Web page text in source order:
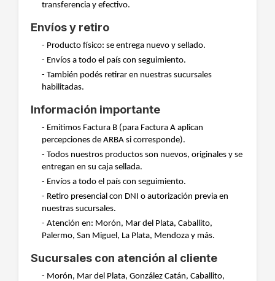
transferencia y efectivo.
Envíos y retiro
- Producto físico: se entrega nuevo y sellado.
- Envíos a todo el país con seguimiento.
- También podés retirar en nuestras sucursales
habilitadas.
Información importante
- Emitimos Factura B (para Factura A aplican
percepciones de ARBA si corresponde).
- Todos nuestros productos son nuevos, originales y se
entregan en su caja sellada.
- Envíos a todo el país con seguimiento.
- Retiro presencial con DNI o autorización previa en
nuestras sucursales.
- Atención en: Morón, Mar del Plata, Caballito,
Palermo, San Miguel, La Plata, Mendoza y más.
Sucursales con atención al cliente
- Morón, Mar del Plata, González Catán, Caballito,